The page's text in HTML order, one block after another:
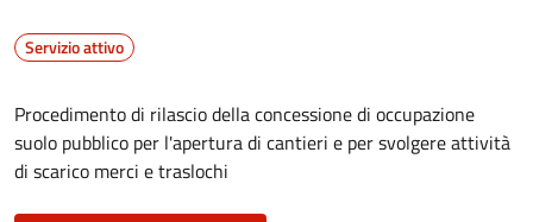
Servizio attivo
Procedimento di rilascio della concessione di occupazione
suolo pubblico per l'apertura di cantieri e per svolgere attività
di scarico merci e traslochi